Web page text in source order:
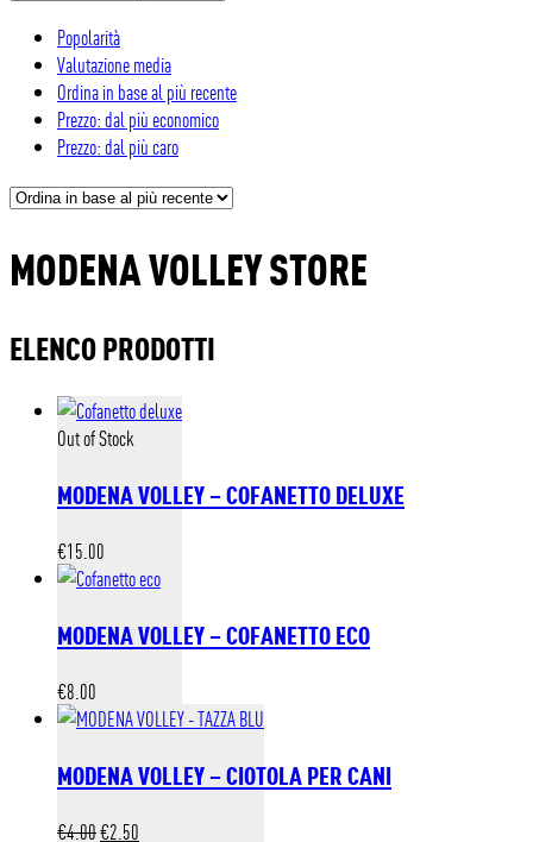
Popolarità
Valutazione media
Ordina in base al più recente
Prezzo: dal più economico
Prezzo: dal più caro
MODENA VOLLEY STORE
ELENCO PRODOTTI
Out of Stock
MODENA VOLLEY – COFANETTO DELUXE
€15.00
MODENA VOLLEY – COFANETTO ECO
€8.00
MODENA VOLLEY – CIOTOLA PER CANI
€4.00Il
€2.50